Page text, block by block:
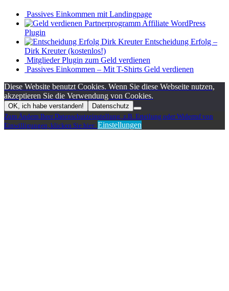
Passives Einkommen mit Landingpage
Affiliate WordPress
Plugin
Entscheidung Erfolg –
Dirk Kreuter (kostenlos!)
Mitglieder Plugin zum Geld verdienen
Passives Einkommen – Mit T-Shirts Geld verdienen
Diese Website benutzt Cookies. Wenn Sie diese Webseite nutzen,
akzeptieren Sie die Verwendung von Cookies.
OK, ich habe verstanden!
Datenschutz
Zum Ändern Ihrer Datenschutzeinstellung, z.B. Erteilung oder Widerruf von
Einwilligungen, klicken Sie hier: Einstellungen